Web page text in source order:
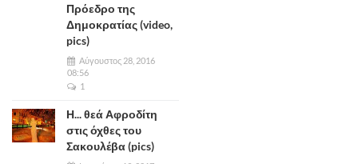
Πρόεδρο της
Δημοκρατίας (video,
pics)
Αύγουστος 28, 2016
08:56
1
Η... θεά Αφροδίτη
στις όχθες του
Σακουλέβα (pics)